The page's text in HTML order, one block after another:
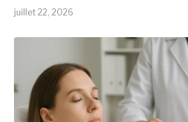
juillet 22, 2026